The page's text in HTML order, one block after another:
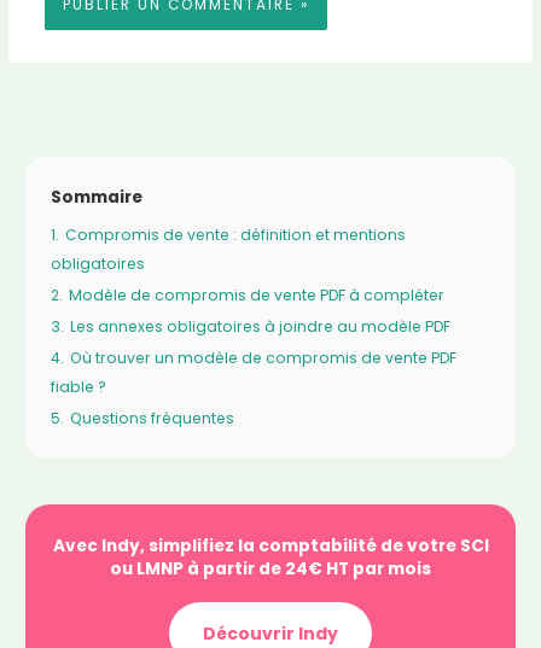
Sommaire
1. Compromis de vente : définition et mentions
obligatoires
2. Modèle de compromis de vente PDF à compléter
3. Les annexes obligatoires à joindre au modèle PDF
4. Où trouver un modèle de compromis de vente PDF
fiable ?
5. Questions fréquentes
Avec Indy, simplifiez la comptabilité de votre SCI
ou LMNP à partir de 24€ HT par mois
Découvrir Indy